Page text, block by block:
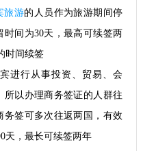
旅游的人员作为旅游期间停
间为30天，最高可续签两
时间续签
进行从事投资、贸易、会
所以办理商务签证的人群往
签可多次往返两国，有效
天，最长可续签两年